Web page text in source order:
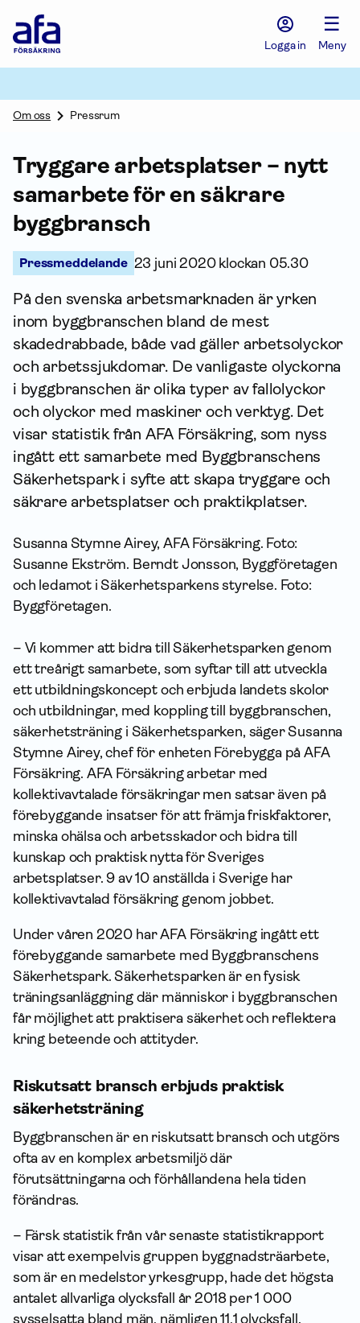
Försäkring
Logga in
☰
Meny
Om oss Pressrum
Tryggare arbetsplatser – nytt
sam­arbete för en säkrare
byggbransch
Pressmeddelande 23 juni 2020 klockan 05.30
På den svenska arbets­marknaden är yrken
inom byggbranschen bland de mest
skadedrabbade, både vad gäller arbetsolyckor
och arbets­sjuk­domar. De vanligaste olyckorna
i byggbranschen är olika typer av fallolyckor
och olyckor med maskiner och verktyg. Det
visar statistik från AFA För­säkring, som nyss
ingått ett sam­arbete med Byggbranschens
Säkerhetspark i syfte att skapa tryggare och
säkrare arbetsplatser och praktikplatser.
Susanna Stymne Airey, AFA Försäkring. Foto:
Susanne Ekström. Berndt Jonsson, Byggföretagen
och ledamot i Säkerhetsparkens styrelse. Foto:
Byggföretagen.
– Vi kommer att bidra till Säkerhetsparken genom
ett treårigt samarbete, som syftar till att utveckla
ett utbildningskoncept och erbjuda landets skolor
och utbildningar, med koppling till byggbranschen,
säkerhetsträning i Säkerhetsparken, säger Susanna
Stymne Airey, chef för enheten Förebygga på AFA
Försäkring. AFA Försäkring arbetar med
kollektivavtalade försäkringar men satsar även på
förebyggande insatser för att främja friskfaktorer,
minska ohälsa och arbetsskador och bidra till
kunskap och praktisk nytta för Sveriges
arbetsplatser. 9 av 10 anställda i Sverige har
kollektivavtalad försäkring genom jobbet.
Under våren 2020 har AFA Försäkring ingått ett
förebyggande samarbete med Byggbranschens
Säkerhetspark. Säkerhetsparken är en fysisk
träningsanläggning där människor i byggbranschen
får möjlighet att praktisera säkerhet och reflektera
kring beteende och attityder.
Riskutsatt bransch erbjuds praktisk
säkerhetsträning
Byggbranschen är en riskutsatt bransch och utgörs
ofta av en komplex arbetsmiljö där
förutsättningarna och förhållandena hela tiden
förändras.
– Färsk statistik från vår senaste statistikrapport
visar att exempelvis gruppen byggnadsträarbete,
som är en medelstor yrkesgrupp, hade det högsta
antalet allvarliga olycksfall år 2018 per 1 000
sysselsatta bland män, nämligen 11,1 olycksfall.